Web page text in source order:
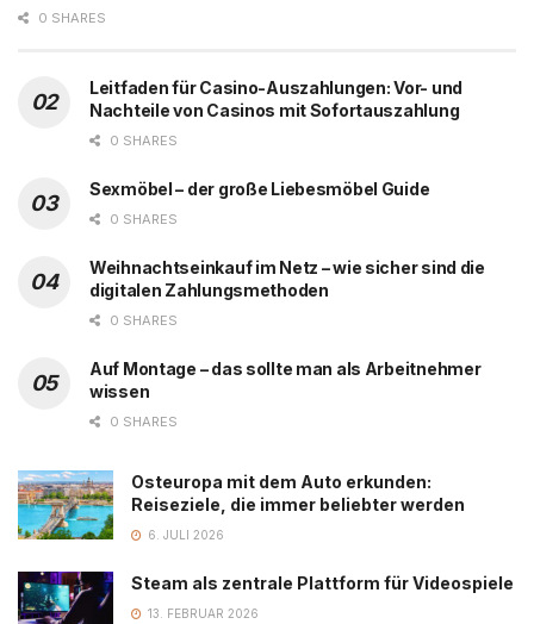
0 SHARES
Leitfaden für Casino-Auszahlungen: Vor- und
Nachteile von Casinos mit Sofortauszahlung
0 SHARES
Sexmöbel – der große Liebesmöbel Guide
0 SHARES
Weihnachtseinkauf im Netz – wie sicher sind die
digitalen Zahlungsmethoden
0 SHARES
Auf Montage – das sollte man als Arbeitnehmer
wissen
0 SHARES
Osteuropa mit dem Auto erkunden:
Reiseziele, die immer beliebter werden
6. JULI 2026
Steam als zentrale Plattform für Videospiele
13. FEBRUAR 2026